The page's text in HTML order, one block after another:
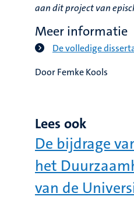
aan dit project van
Meer informatie
De volledige
Door Femke Kools
Lees ook
De bijdrage
het
van de